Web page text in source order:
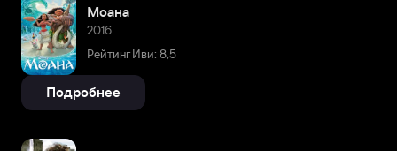
Моана
2016
Рейтинг Иви: 8,5
Подробнее